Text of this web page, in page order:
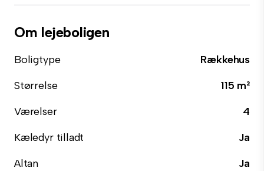
Om lejeboligen
Boligtype
Rækkehus
Størrelse
115 m²
Værelser
4
Kæledyr tilladt
Ja
Altan
Ja